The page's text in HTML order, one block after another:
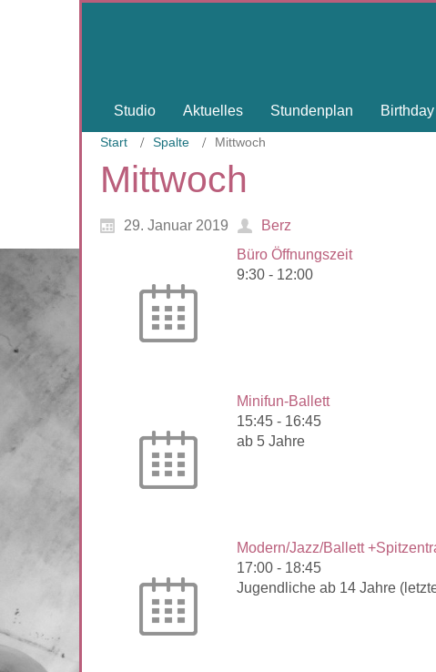
Studio Aktuelles Stundenplan
Start Spalte Mittwoch
Mittwoch
29. Januar 2019
Berz
Büro Öffnungszeit
9:30 - 12:00
Minifun-Ballett
15:45 - 16:45
ab 5 Jahre
Modern/Jazz/Ballett
17:00 - 18:45
Jugendliche ab 14 Jahre